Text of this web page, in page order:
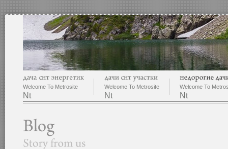
Welcome To Metrosite
Nt
Welcome To Metrosite
Nt
Welcome To
Nt